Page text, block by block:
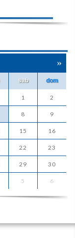
»
sab dom
1 2
8 9
15 16
22 23
29 30
5 6